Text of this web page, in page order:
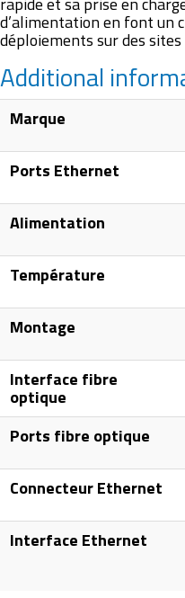
d’alimentation en font un
déploiements sur des
Additional
Marque
Ports Ethernet
Alimentation
Température
Montage
Interface fibre
optique
Ports fibre optique
Connecteur Ethernet
Interface Ethernet